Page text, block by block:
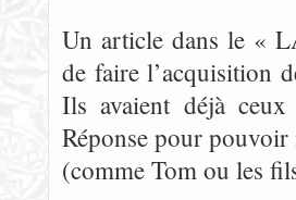
Un article dans le «
de faire l’acquisition
Ils avaient déjà
Réponse pour
(comme Tom ou les